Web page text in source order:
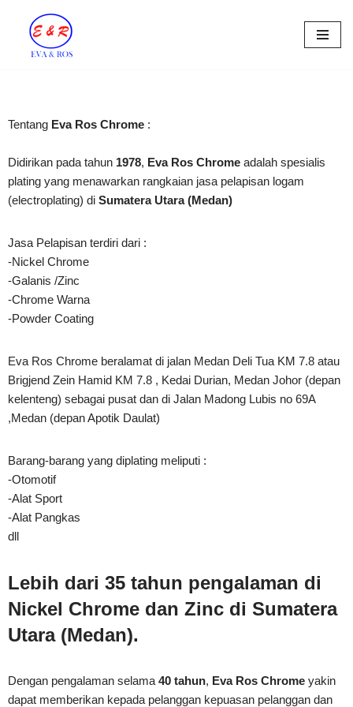
Skip
Tentang Eva Ros Chrome :
Didirikan pada tahun 1978, Eva Ros Chrome adalah spesialis
plating yang menawarkan rangkaian jasa pelapisan logam
(electroplating) di Sumatera Utara (Medan)
Jasa Pelapisan terdiri dari :
-Nickel Chrome
-Galanis /Zinc
-Chrome Warna
-Powder Coating
Eva Ros Chrome beralamat di jalan Medan Deli Tua KM 7.8 atau
Brigjend Zein Hamid KM 7.8 , Kedai Durian, Medan Johor (depan
kelenteng) sebagai pusat dan di Jalan Madong Lubis no 69A
,Medan (depan Apotik Daulat)
Barang-barang yang diplating meliputi :
-Otomotif
-Alat Sport
-Alat Pangkas
dll
Lebih dari 35 tahun pengalaman di
Nickel Chrome dan Zinc di Sumatera
Utara (Medan).
Dengan pengalaman selama 40 tahun, Eva Ros Chrome yakin
dapat memberikan kepada pelanggan kepuasan pelanggan dan